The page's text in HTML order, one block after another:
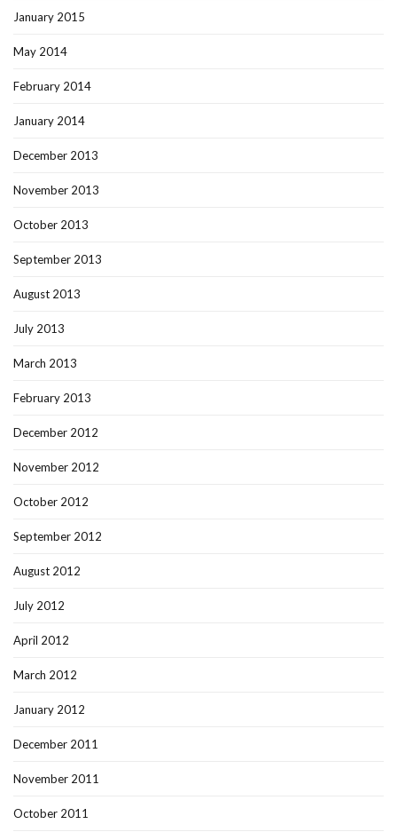
January 2015
May 2014
February 2014
January 2014
December 2013
November 2013
October 2013
September 2013
August 2013
July 2013
March 2013
February 2013
December 2012
November 2012
October 2012
September 2012
August 2012
July 2012
April 2012
March 2012
January 2012
December 2011
November 2011
October 2011